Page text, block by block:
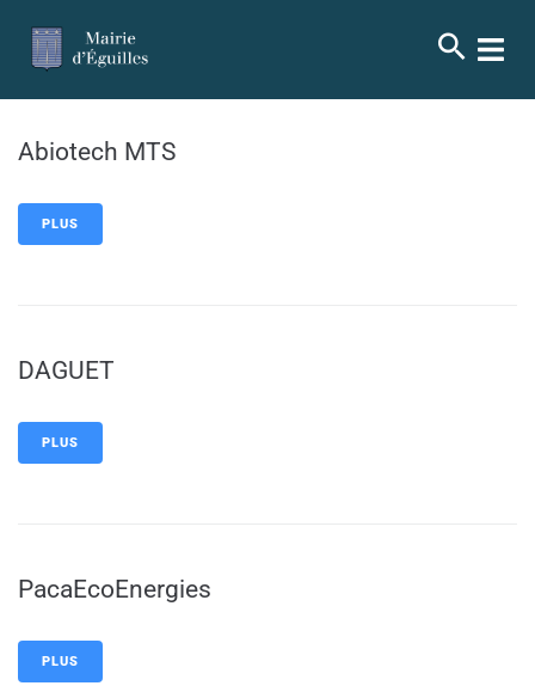
principal
Abiotech MTS
PLUS
DAGUET
PLUS
PacaEcoEnergies
PLUS